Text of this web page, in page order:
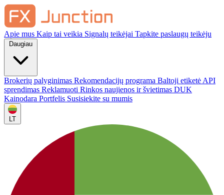
Apie mus Kaip tai veikia Signalų teikėjai Tapkite paslaugų teikėju
Brokerių palyginimas Rekomendacijų programa Baltoji etiketė API
sprendimas Reklamuoti Rinkos naujienos ir švietimas DUK
Kainodara Portfelis Susisiekite su mumis
LT